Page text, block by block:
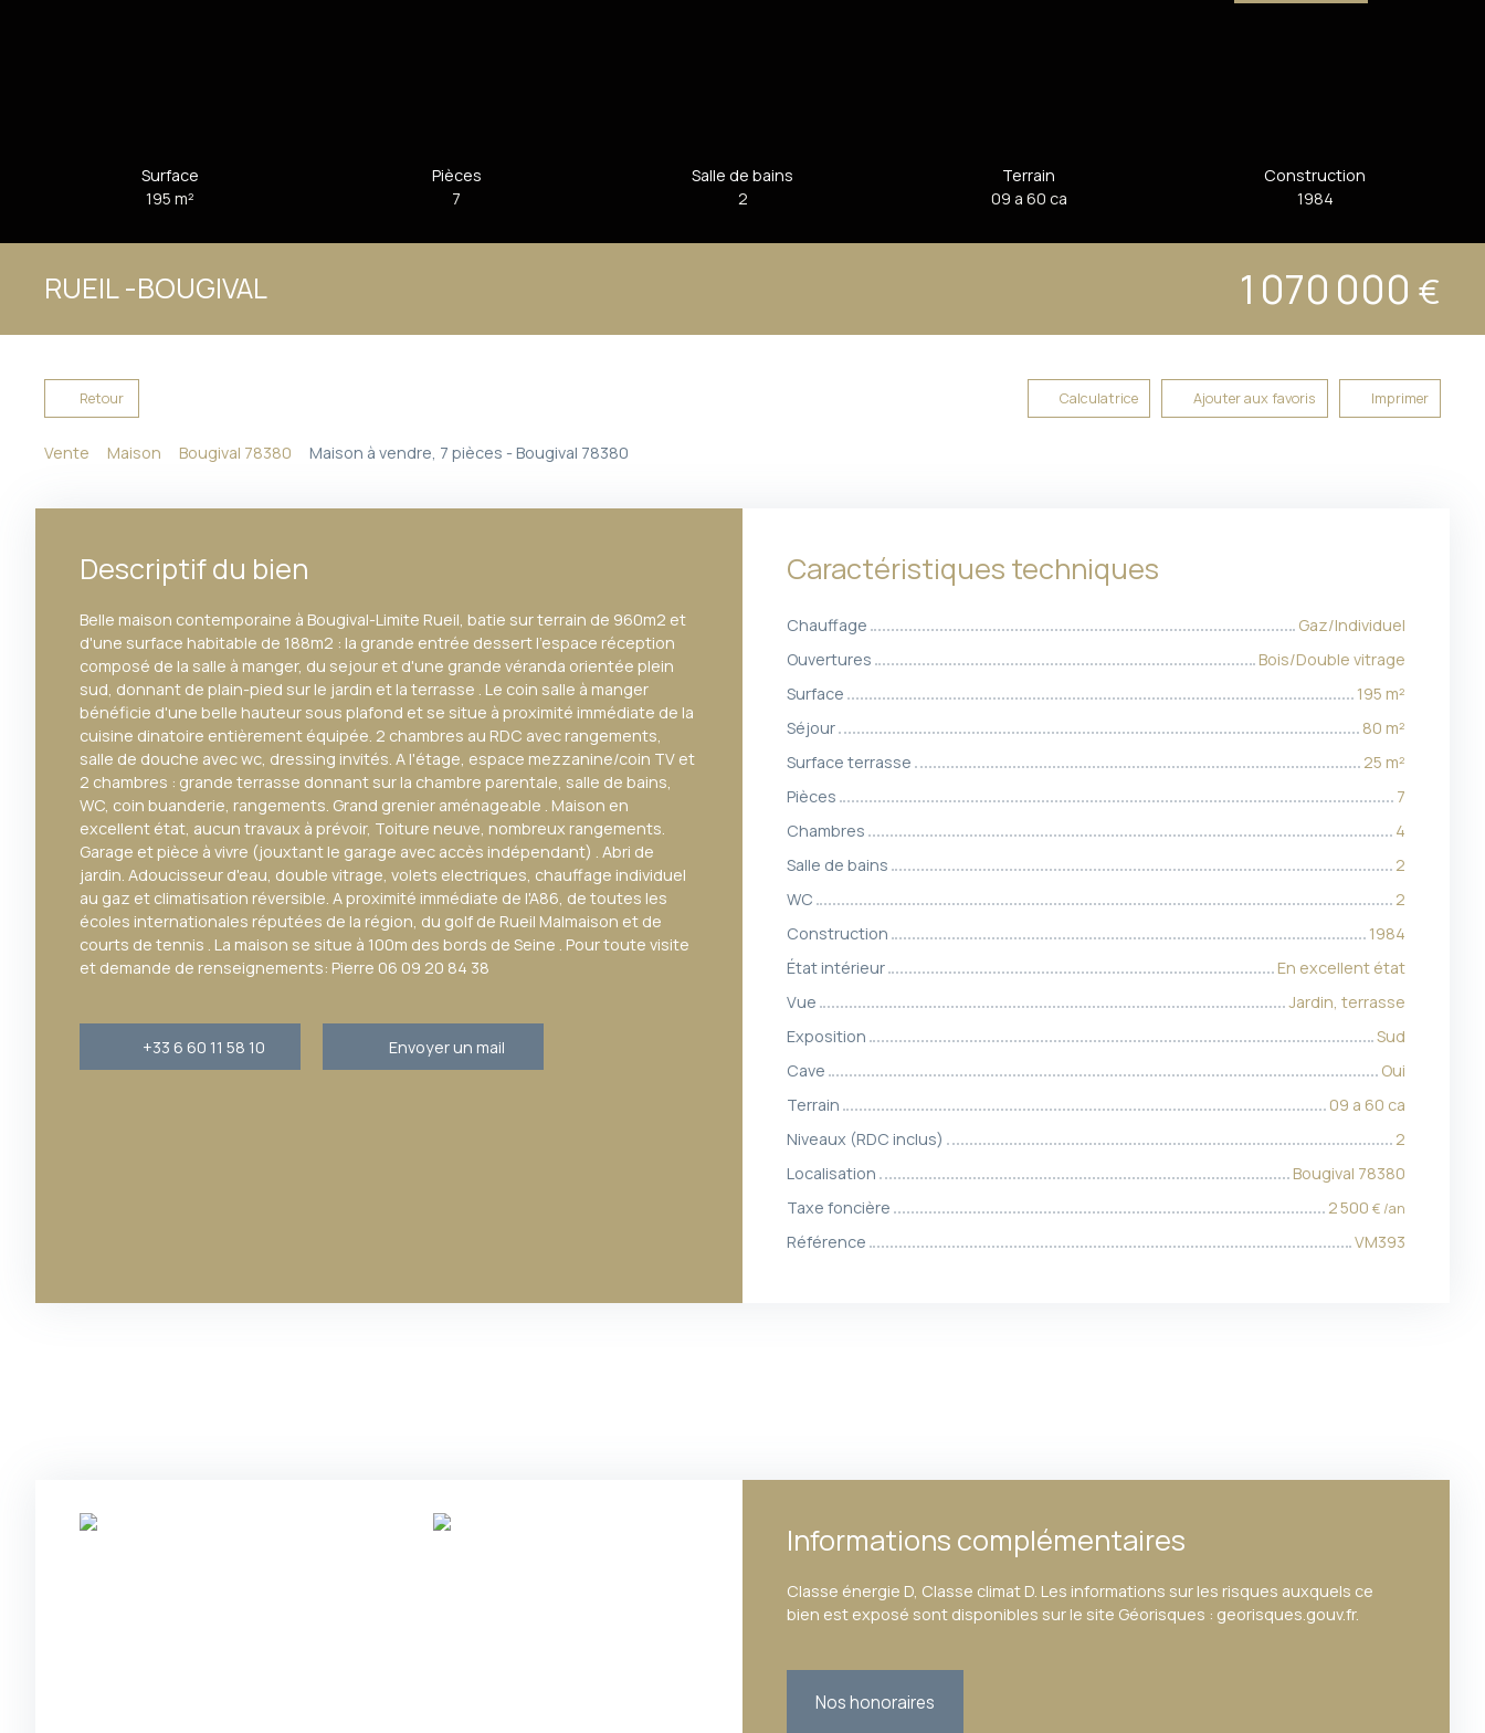
Surface
195 m²
Pièces
7
Salle de bains
2
Terrain
09 a 60 ca
Construction
1984
RUEIL -BOUGIVAL 1 070 000 €
Retour Calculatrice Ajouter aux favoris Imprimer
Vente Maison Bougival 78380 Maison à vendre, 7 pièces - Bougival 78380
Descriptif du bien
Belle maison contemporaine à Bougival-Limite Rueil, batie sur terrain de 960m2 et
d'une surface habitable de 188m2 : la grande entrée dessert l'espace réception
composé de la salle à manger, du sejour et d'une grande véranda orientée plein
sud, donnant de plain-pied sur le jardin et la terrasse . Le coin salle à manger
bénéficie d'une belle hauteur sous plafond et se situe à proximité immédiate de la
cuisine dinatoire entièrement équipée. 2 chambres au RDC avec rangements,
salle de douche avec wc, dressing invités. A l'étage, espace mezzanine/coin TV et
2 chambres : grande terrasse donnant sur la chambre parentale, salle de bains,
WC, coin buanderie, rangements. Grand grenier aménageable . Maison en
excellent état, aucun travaux à prévoir, Toiture neuve, nombreux rangements.
Garage et pièce à vivre (jouxtant le garage avec accès indépendant) . Abri de
jardin. Adoucisseur d'eau, double vitrage, volets electriques, chauffage individuel
au gaz et climatisation réversible. A proximité immédiate de l'A86, de toutes les
écoles internationales réputées de la région, du golf de Rueil Malmaison et de
courts de tennis . La maison se situe à 100m des bords de Seine . Pour toute visite
et demande de renseignements: Pierre 06 09 20 84 38
+33 6 60 11 58 10 Envoyer un mail
Caractéristiques techniques
Chauffage
Gaz/Individuel
Ouvertures
Bois/Double vitrage
Surface
195 m²
Séjour
80 m²
Surface terrasse
25 m²
Pièces
7
Chambres
4
Salle de bains
2
WC
2
Construction
1984
État intérieur
En excellent état
Vue
Jardin, terrasse
Exposition
Sud
Cave
Oui
Terrain
09 a 60 ca
Niveaux (RDC inclus)
2
Localisation
Bougival 78380
Taxe foncière
2 500 € /an
Référence VM393
Informations complémentaires
Classe énergie D, Classe climat D. Les informations sur les risques auxquels ce
bien est exposé sont disponibles sur le site Géorisques : georisques.gouv.fr.
Nos honoraires